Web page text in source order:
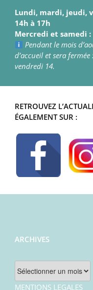
Lundi, mardi, jeudi,
14h à 17h
Mercredi et samedi :
Pendant le mois
d’accueil et sera
vendredi 14.
RETROUVEZ
ÉGALEMENT SUR :
ARCHIVES
Archives
MENTIONS LEGALES